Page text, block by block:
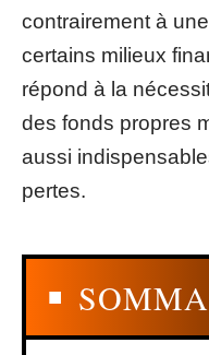
contrairement à
certains milieux
répond à la
des fonds propres
aussi
pertes.